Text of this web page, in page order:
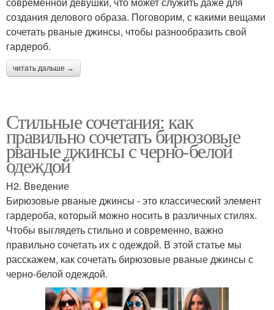
создания делового образа. Поговорим, с какими вещами
сочетать рваные джинсы, чтобы разнообразить свой
гардероб.
читать дальше →
Стильные сочетания: как
правильно сочетать бирюзовые
рваные джинсы с черно-белой
одеждой
H2. Введение
Бирюзовые рваные джинсы - это классический элемент
гардероба, который можно носить в различных стилях.
Чтобы выглядеть стильно и современно, важно
правильно сочетать их с одеждой. В этой статье мы
расскажем, как сочетать бирюзовые рваные джинсы с
черно-белой одеждой.